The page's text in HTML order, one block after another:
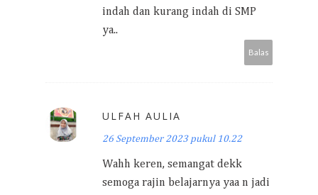
indah dan kurang indah di SMP
ya..
Balas
ULFAH AULIA
26 September 2023 pukul 10.22
Wahh keren, semangat dekk
semoga rajin belajarnya yaa n jadi